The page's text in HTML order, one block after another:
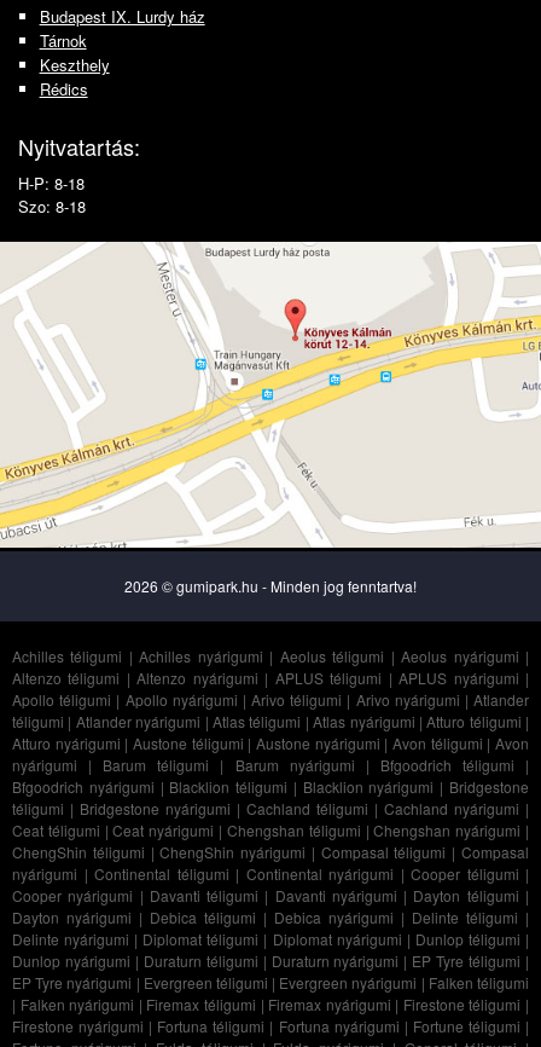
Budapest IX. Lurdy ház
Tárnok
Keszthely
Rédics
Nyitvatartás:
H-P: 8-18
Szo: 8-18
2026 © gumipark.hu - Minden jog fenntartva!
Achilles téligumi |Achilles nyárigumi | Aeolus téligumi |Aeolus nyárigumi |
Altenzo téligumi |Altenzo nyárigumi | APLUS téligumi |APLUS nyárigumi |
Apollo téligumi | Apollo nyárigumi |Arivo téligumi | Arivo nyárigumi |Atlander
téligumi | Atlander nyárigumi | Atlas téligumi |Atlas nyárigumi |Atturo téligumi |
Atturo nyárigumi |Austone téligumi |Austone nyárigumi |Avon téligumi |Avon
nyárigumi | Barum téligumi | Barum nyárigumi | Bfgoodrich téligumi |
Bfgoodrich nyárigumi | Blacklion téligumi | Blacklion nyárigumi | Bridgestone
téligumi | Bridgestone nyárigumi | Cachland téligumi | Cachland nyárigumi |
Ceat téligumi |Ceat nyárigumi | Chengshan téligumi |Chengshan nyárigumi |
ChengShin téligumi |ChengShin nyárigumi | Compasal téligumi |Compasal
nyárigumi | Continental téligumi | Continental nyárigumi | Cooper téligumi |
Cooper nyárigumi | Davanti téligumi | Davanti nyárigumi | Dayton téligumi |
Dayton nyárigumi | Debica téligumi | Debica nyárigumi | Delinte téligumi |
Delinte nyárigumi | Diplomat téligumi | Diplomat nyárigumi | Dunlop téligumi |
Dunlop nyárigumi | Duraturn téligumi | Duraturn nyárigumi | EP Tyre téligumi |
EP Tyre nyárigumi | Evergreen téligumi | Evergreen nyárigumi | Falken téligumi
| Falken nyárigumi | Firemax téligumi | Firemax nyárigumi | Firestone téligumi |
Firestone nyárigumi | Fortuna téligumi | Fortuna nyárigumi | Fortune téligumi |